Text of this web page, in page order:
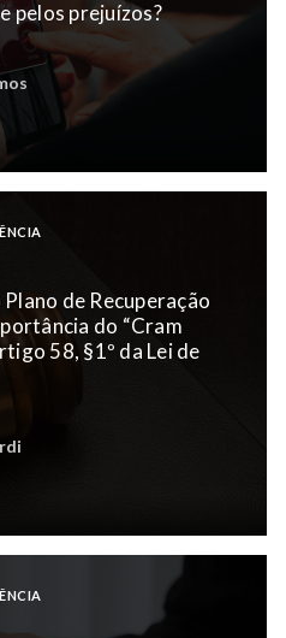
pelos prejuízos?
de Recuperação
do “Cram
58, §1º da Lei de